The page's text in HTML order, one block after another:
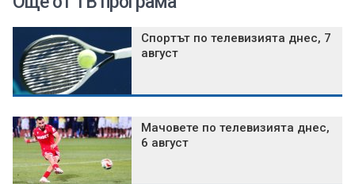
Спортът по телевизията днес, 7
август
Мачовете по телевизията днес,
6 август